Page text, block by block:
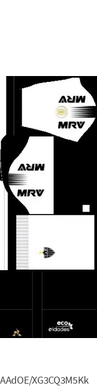
XG3CQ3M5Kk